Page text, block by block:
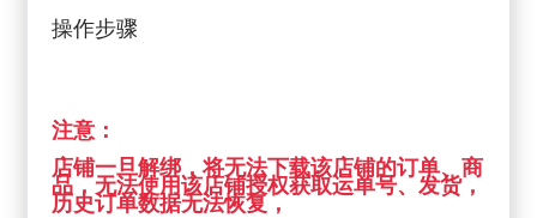
操作步骤
注意：
店铺一旦解绑，将无法下载该店铺的订单、商
品，无法使用该店铺授权获取运单号、发货，
历史订单数据无法恢复，